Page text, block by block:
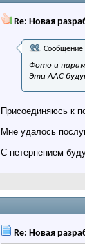
Re: Новая
Сообщение
Фото и
Эти ААС
Присоединяюсь к
Мне удалось
С нетерпением
Re: Новая